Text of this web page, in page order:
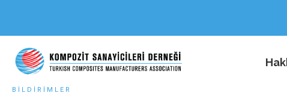
BILDIRIMLER